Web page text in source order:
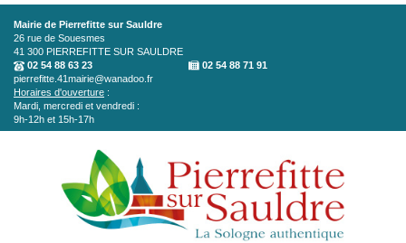
Aller au contenu principal
Mairie de Pierrefitte sur Sauldre
26 rue de Souesmes
41 300 PIERREFITTE SUR SAULDRE
02 54 88 63 23
02 54 88 71 91
pierrefitte.41mairie@wanadoo.fr
Horaires d'ouverture :
Mardi, mercredi et vendredi :
9h-12h et 15h-17h